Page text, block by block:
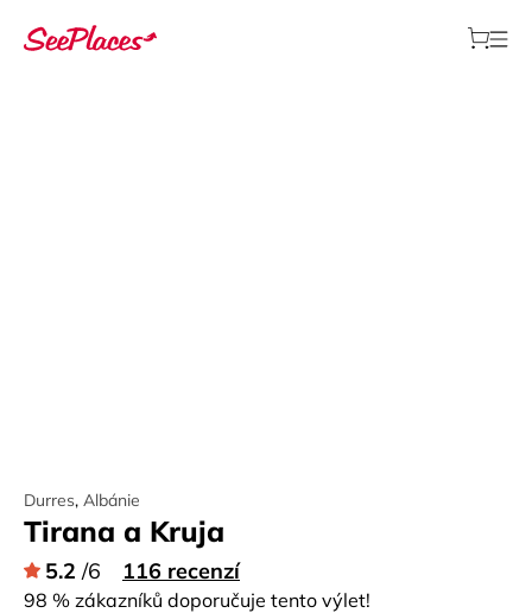
Durres, Albánie
Tirana a Kruja
5.2 /6 116 recenzí
98 % zákazníků doporučuje tento výlet!